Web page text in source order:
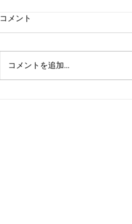
コメント
コメントを追加…